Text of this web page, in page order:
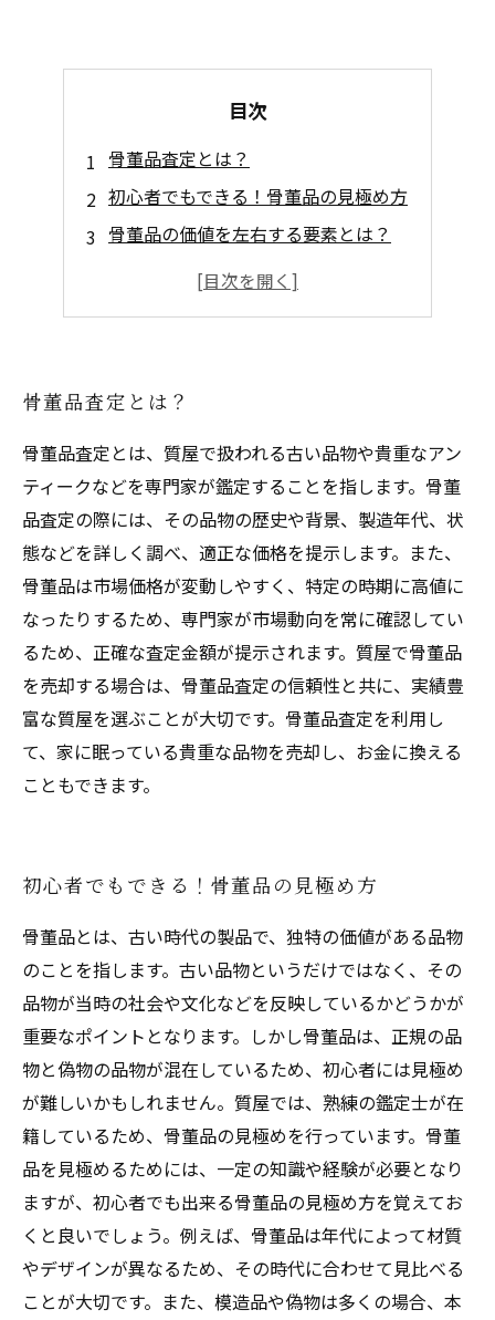
目次
骨董品査定とは？
初心者でもできる！骨董品の見極め方
骨董品の価値を左右する要素とは？
人気の骨董品ジャンルとその特徴
骨董品査定とは？
骨董品査定とは、質屋で扱われる古い品物や貴重なアン
ティークなどを専門家が鑑定することを指します。骨董
品査定の際には、その品物の歴史や背景、製造年代、状
態などを詳しく調べ、適正な価格を提示します。また、
骨董品は市場価格が変動しやすく、特定の時期に高値に
なったりするため、専門家が市場動向を常に確認してい
るため、正確な査定金額が提示されます。質屋で骨董品
を売却する場合は、骨董品査定の信頼性と共に、実績豊
富な質屋を選ぶことが大切です。骨董品査定を利用し
て、家に眠っている貴重な品物を売却し、お金に換える
こともできます。
初心者でもできる！骨董品の見極め方
骨董品とは、古い時代の製品で、独特の価値がある品物
のことを指します。古い品物というだけではなく、その
品物が当時の社会や文化などを反映しているかどうかが
重要なポイントとなります。しかし骨董品は、正規の品
物と偽物の品物が混在しているため、初心者には見極め
が難しいかもしれません。質屋では、熟練の鑑定士が在
籍しているため、骨董品の見極めを行っています。骨董
品を見極めるためには、一定の知識や経験が必要となり
ますが、初心者でも出来る骨董品の見極め方を覚えてお
くと良いでしょう。例えば、骨董品は年代によって材質
やデザインが異なるため、その時代に合わせて見比べる
ことが大切です。また、模造品や偽物は多くの場合、本